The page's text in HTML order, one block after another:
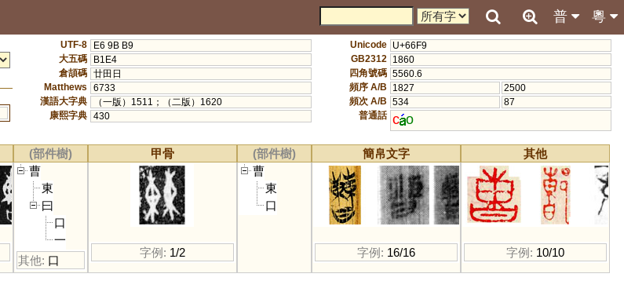
粵
普
UTF-8
E6 9B B9
大五碼
B1E4
倉頡碼 廿田日
Matthews
6733
漢語大字典
（一版）1511；（二版）1620
康熙字典 430
Unicode U+66F9
GB2312
1860
四角號碼 5560.6
頻序 A/B
1827
2500
頻次 A/B 534
87
普通話 c o
(部件樹)
曹
東
曰
口
一
其他: 口
甲骨
字例: 1/2
(部件樹)
曹
東
口
簡帛文字
字例: 16/16
其他
字例: 10/10